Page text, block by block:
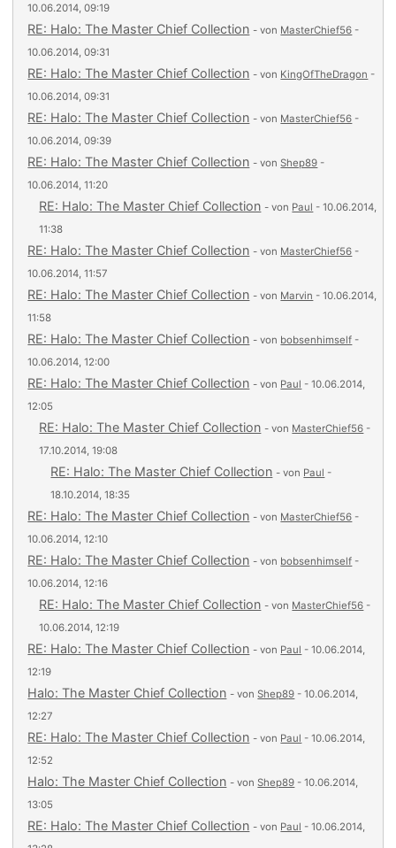
10.06.2014, 09:19
RE: Halo: The Master Chief Collection - von MasterChief56 -
10.06.2014, 09:31
RE: Halo: The Master Chief Collection - von KingOfTheDragon -
10.06.2014, 09:31
RE: Halo: The Master Chief Collection - von MasterChief56 -
10.06.2014, 09:39
RE: Halo: The Master Chief Collection - vonShep89 -
10.06.2014, 11:20
RE: Halo: The Master Chief Collection - von Paul - 10.06.2014,
11:38
RE: Halo: The Master Chief Collection - von MasterChief56 -
10.06.2014, 11:57
RE: Halo: The Master Chief Collection - von Marvin - 10.06.2014,
11:58
RE: Halo: The Master Chief Collection - von bobsenhimself -
10.06.2014, 12:00
RE: Halo: The Master Chief Collection - von Paul - 10.06.2014,
12:05
RE: Halo: The Master Chief Collection - von MasterChief56 -
17.10.2014, 19:08
RE: Halo: The Master Chief Collection - von Paul -
18.10.2014, 18:35
RE: Halo: The Master Chief Collection - von MasterChief56 -
10.06.2014, 12:10
RE: Halo: The Master Chief Collection - von bobsenhimself -
10.06.2014, 12:16
RE: Halo: The Master Chief Collection - von MasterChief56 -
10.06.2014, 12:19
RE: Halo: The Master Chief Collection - von Paul - 10.06.2014,
12:19
Halo: The Master Chief Collection - vonShep89 - 10.06.2014,
12:27
RE: Halo: The Master Chief Collection - von Paul - 10.06.2014,
12:52
Halo: The Master Chief Collection - vonShep89 - 10.06.2014,
13:05
RE: Halo: The Master Chief Collection - von Paul - 10.06.2014,